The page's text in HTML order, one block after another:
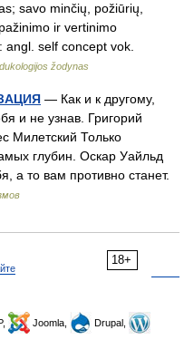
savo minčių, požiūrių,
ir vertinimo
self concept vok.
žodynas
— Как и к другому,
и не узнав. Григорий
Милетский Только
глубин. Оскар Уайльд
а то вам противно станет.
18+
Joomla,
Drupal,